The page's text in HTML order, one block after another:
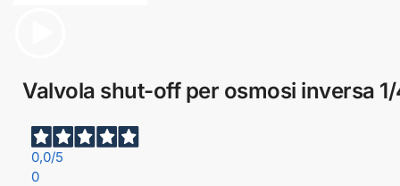
Valvola shut-off per osmosi inversa 1/
0,0/5
0